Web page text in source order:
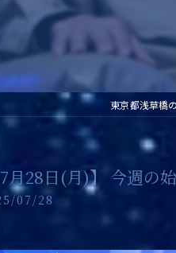
東京都浅草橋
7月28日(月)】 今週の
07/28